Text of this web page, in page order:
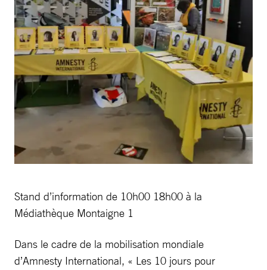
Stand d’information de 10h00 18h00 à la
Médiathèque Montaigne 1
Dans le cadre de la mobilisation mondiale
d’Amnesty International, « Les 10 jours pour